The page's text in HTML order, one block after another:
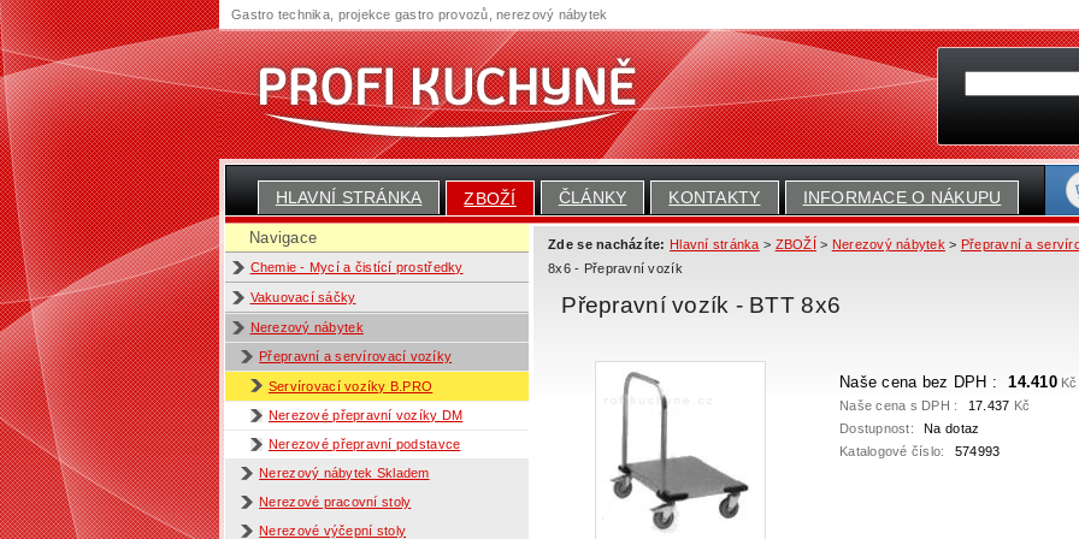
HLAVNÍ STRÁNKA ZBOŽÍ ČLÁNKY KONTAKTY INFORMACE O NÁKUPU
Navigace
Chemie - Mycí a čistící prostředky
Vakuovací sáčky
Nerezový nábytek
Přepravní a servírovací vozíky
Servírovací vozíky B.PRO
Nerezové přepravní vozíky DM
Nerezové přepravní podstavce
Nerezový nábytek Skladem
Nerezové pracovní stoly
Nerezové výčepní stoly
Zde se nacházíte: Hlavní stránka > ZBOŽÍ > Nerezový nábytek > Přepravní a
8x6 - Přepravní vozík
Přepravní vozík - BTT 8x6
Naše cena bez DPH : 14.410Kč
Naše cena s DPH :
17.437 Kč
Dostupnost:
Na dotaz
Katalogové číslo:
574993
Gastro technika, projekce gastro provozů, nerezový nábytek